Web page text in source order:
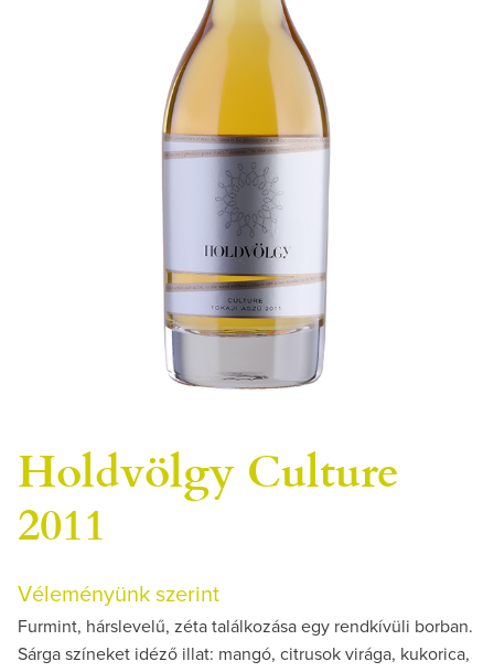
Holdvölgy Culture
2011
Véleményünk szerint
Furmint, hárslevelű, zéta találkozása egy rendkívüli borban.
Sárga színeket idéző illat: mangó, citrusok virága, kukorica,